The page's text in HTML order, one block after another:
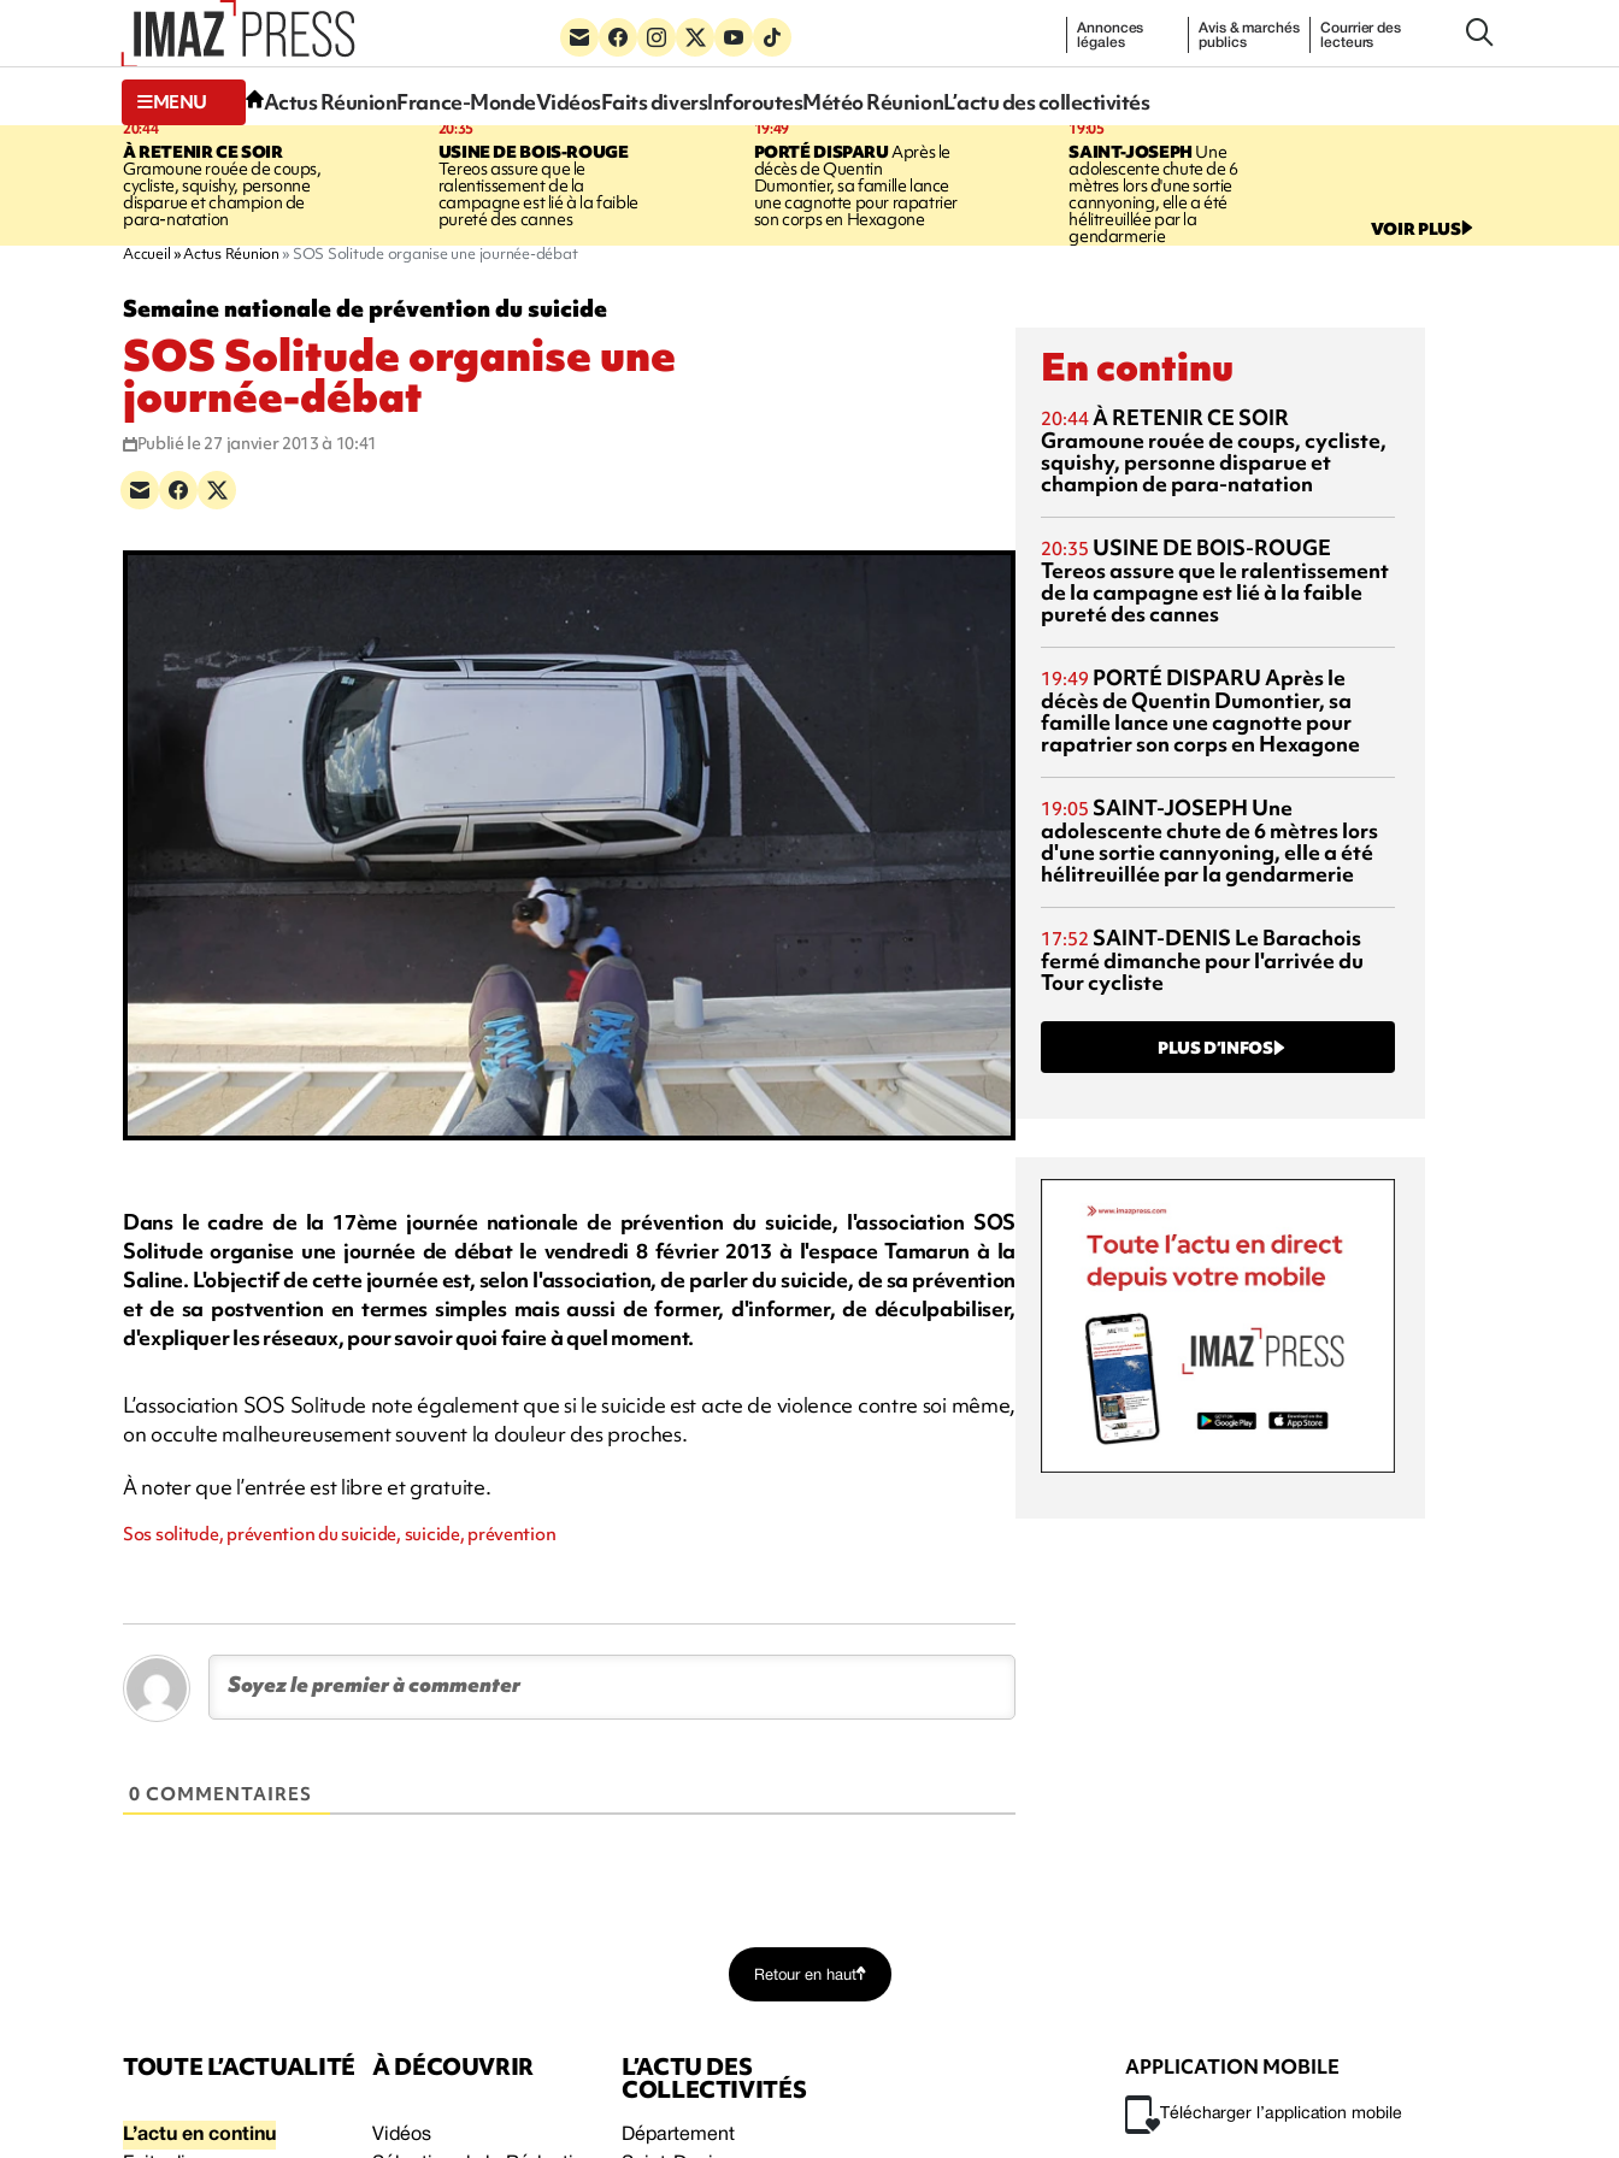
Annonces
légales
Avis & marchés
publics
Courrier des
lecteurs
MENU Actus RéunionFrance-MondeVidéosFaits diversInforoutesMétéo RéunionL’actu des collectivités
20:44
À RETENIR CE SOIR
Gramoune rouée de coups,
cycliste, squishy, personne
disparue et champion de
para-natation
20:35
USINE DE BOIS-ROUGE
Tereos assure que le
ralentissement de la
campagne est lié à la faible
pureté des cannes
19:49
PORTÉ DISPARUAprès le
décès de Quentin
Dumontier, sa famille lance
une cagnotte pour rapatrier
son corps en Hexagone
19:05
SAINT-JOSEPHUne
adolescente chute de 6
mètres lors d'une sortie
cannyoning, elle a été
hélitreuillée par la
gendarmerie VOIR PLUS
Accueil Actus Réunion SOS Solitude organise une journée-débat
Semaine nationale de prévention du suicide
SOS Solitude organise une
journée-débat
Publié le 27 janvier 2013 à 10:41
Dans le cadre de la 17ème journée nationale de prévention du suicide, l'association SOS
Solitude organise une journée de débat le vendredi 8 février 2013 à l'espace Tamarun à la
Saline. L'objectif de cette journée est, selon l'association, de parler du suicide, de sa prévention
et de sa postvention en termes simples mais aussi de former, d'informer, de déculpabiliser,
d'expliquer les réseaux, pour savoir quoi faire à quel moment.
L’association SOS Solitude note également que si le suicide est acte de violence contre soi même,
on occulte malheureusement souvent la douleur des proches.
À noter que l’entrée est libre et gratuite.
Sos solitude, prévention du suicide, suicide, prévention
0 COMMENTAIRES
En continu
20:44À RETENIR CE SOIR
Gramoune rouée de coups, cycliste,
squishy, personne disparue et
champion de para-natation
20:35 USINE DE BOIS-ROUGE
Tereos assure que le ralentissement
de la campagne est lié à la faible
pureté des cannes
19:49 PORTÉ DISPARUAprès le
décès de Quentin Dumontier, sa
famille lance une cagnotte pour
rapatrier son corps en Hexagone
19:05 SAINT-JOSEPH Une
adolescente chute de 6 mètres lors
d'une sortie cannyoning, elle a été
hélitreuillée par la gendarmerie
17:52 SAINT-DENIS Le Barachois
fermé dimanche pour l'arrivée du
Tour cycliste
PLUS D’INFOS
Retour en haut
TOUTE L’ACTUALITÉ
L’actu en continu
À DÉCOUVRIR
Vidéos
L’ACTU DES
COLLECTIVITÉS
Département
APPLICATION MOBILE
Télécharger l’application mobile